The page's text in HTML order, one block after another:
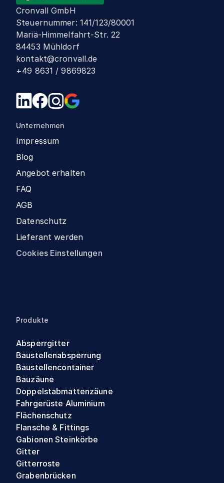
Cronvall GmbH
Steuernummer: 141/123/80001
Mariä-Himmelfahrt-Str. 22
84453 Mühldorf
kontakt@cronvall.de
+49 8631 / 9869823
Unternehmen
Impressum
Blog
Angebot erhalten
FAQ
AGB
Datenschutz
Lieferant werden
Cookies Einstellungen
Produkte
Absperrgitter
Baustellenabsperrung
Baustellencontainer
Bauzäune
Doppelstabmattenzäune
Fahrgerüste Aluminium
Flächenschutz
Flansche & Fittings
Gabionen Steinkörbe
Gitter
Gitterroste
Grabenbrücken